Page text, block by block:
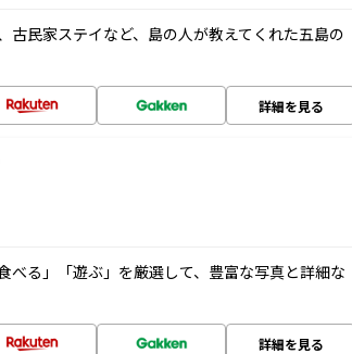
古民家ステイなど、島の人が教えてくれた五島の
詳細を見る
べる」「遊ぶ」を厳選して、豊富な写真と詳細な
詳細を見る